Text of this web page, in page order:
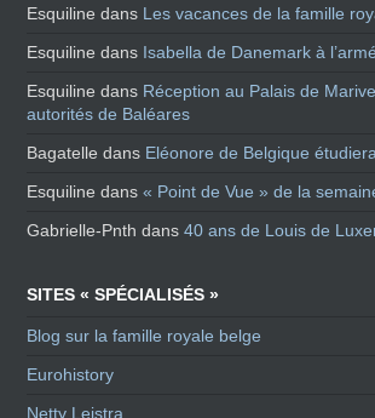
Esquiline dans Les vacances de la famille
Esquiline dans Isabella de Danemark à
Esquiline dans Réception au Palais de
autorités de Baléares
Bagatelle dans Eléonore de Belgique
Esquiline dans« Point de Vue » de la
Gabrielle-Pnth dans40 ans de Louis de
SITES « SPÉCIALISÉS »
Blog sur la famille royale belge
Eurohistory
Netty Leistra